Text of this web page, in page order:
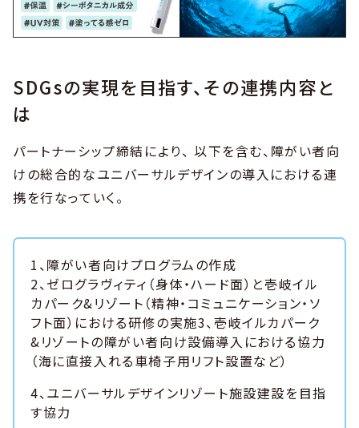
SDGsの実現を目指す、その連携内容と
は
パートナーシップ締結により、 以下を含む、障がい者向
けの総合的なユニバーサルデザインの導入における連
携を行なっていく。
1、障がい者向けプログラムの作成
2、ゼログラヴィティ（身体・ハード面）と壱岐イル
カパーク&リゾート（精神・コミュニケーション・ソ
フト面）における研修の実施3、壱岐イルカパーク
&リゾートの障がい者向け設備導入における協力
（海に直接入れる車椅子用リフト設置など）
4、ユニバーサルデザインリゾート施設建設を目指
す協力